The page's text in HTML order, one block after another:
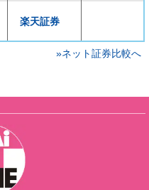
楽天証券
»ネット証券比較へ